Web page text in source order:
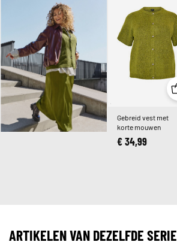
Gebreid vest met
korte mouwen
€ 34,99
ARTIKELEN VAN DEZELFDE SERIE